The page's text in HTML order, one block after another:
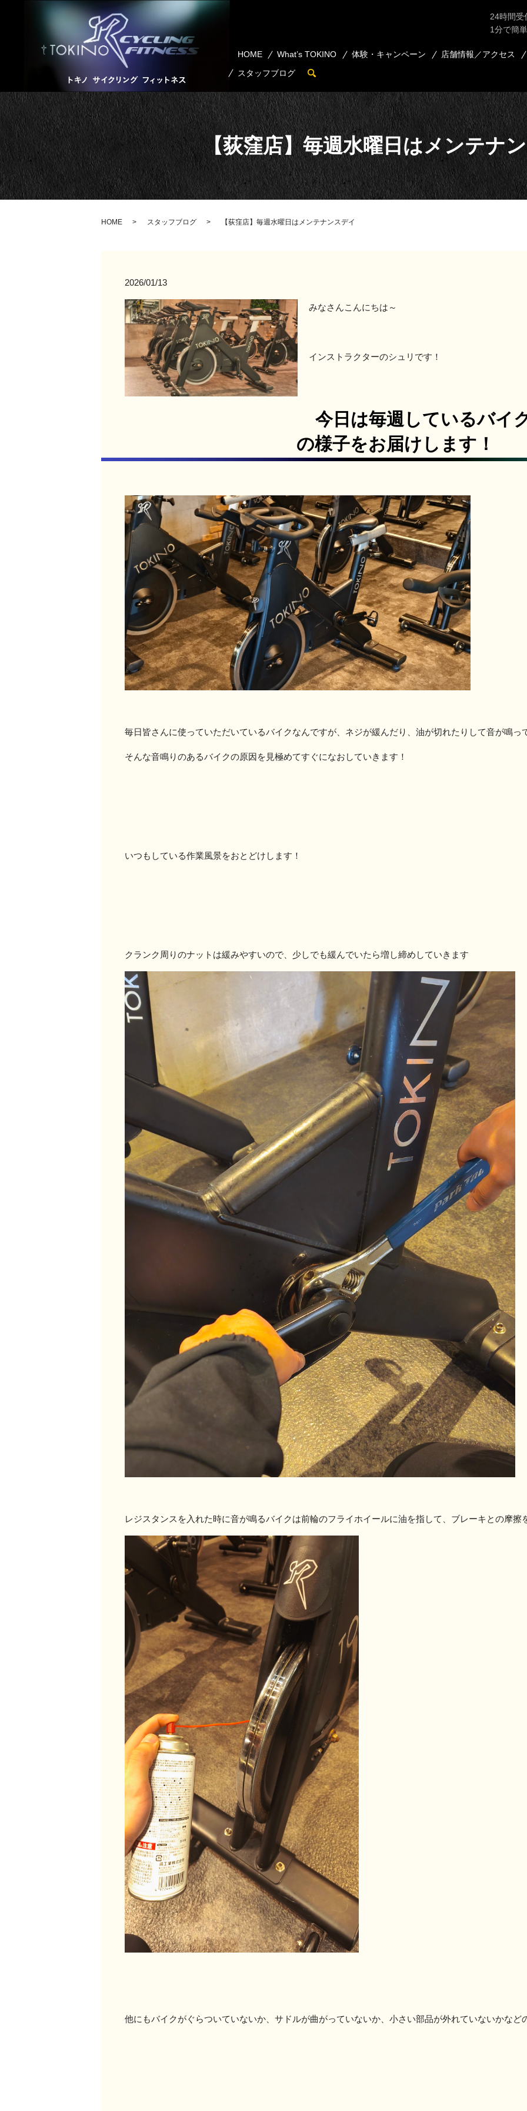
HOME What’s TOKINO 体験・キャンペーン 店舗情報／アクセス
スタッフブログ
search
24時間受
1分で簡
【荻窪店】毎週水曜日はメンテナ
HOME スタッフブログ 【荻窪店】毎週水曜日はメンテナンスデイ
2026/01/13
みなさんこんにちは～
インストラクターのシュリです！
今日は毎週しているバイ
の様子をお届けします！
毎日皆さんに使っていただいているバイクなんですが、ネジが緩んだり、油が切れたりして音が鳴っ
そんな音鳴りのあるバイクの原因を見極めてすぐになおしていきます！
いつもしている作業風景をおとどけします！
クランク周りのナットは緩みやすいので、少しでも緩んでいたら増し締めしていきます
レジスタンスを入れた時に音が鳴るバイクは前輪のフライホイールに油を指して、ブレーキとの摩擦
他にもバイクがぐらついていないか、サドルが曲がっていないか、小さい部品が外れていないかなど